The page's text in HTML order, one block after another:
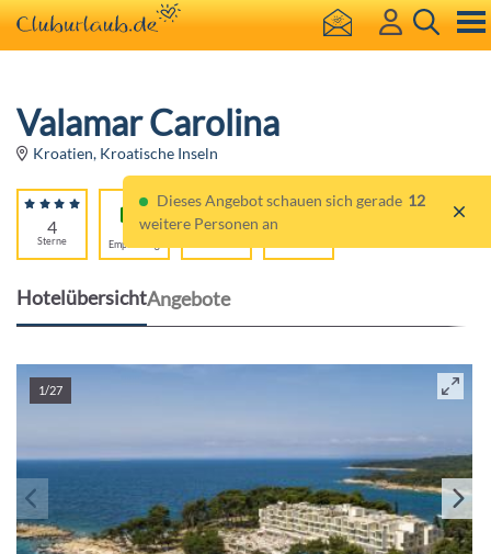
Valamar Carolina
Kroatien, Kroatische Inseln
4
Sterne
97%
Empfehlung
Für
HotelübersichtAngebote
1/27
Dieses Angebot schauen sich gerade 12
weitere Personen an